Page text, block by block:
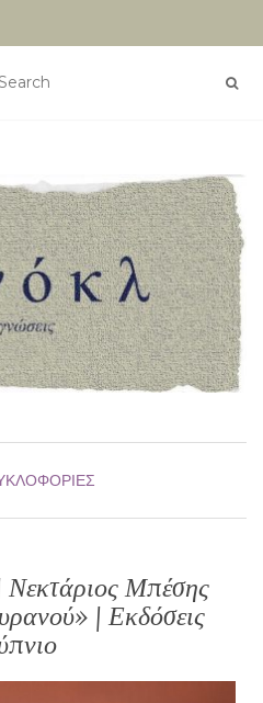
Μπέσης
| Εκδόσεις